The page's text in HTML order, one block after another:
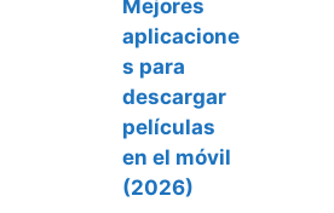
Mejores
aplicacione
s para
descargar
películas
en el móvil
(2026)